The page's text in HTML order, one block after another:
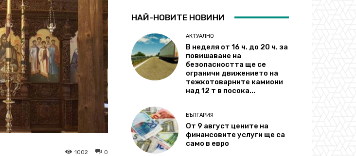
0
1002
НАЙ-НОВИТЕ НОВИНИ
АКТУАЛНО
В неделя от 16 ч. до 20 ч. за
повишаване на
безопасността ще се
ограничи движението на
тежкотоварните камиони
над 12 т в посока...
БЪЛГАРИЯ
От 9 август цените на
финансовите услуги ще са
само в евро